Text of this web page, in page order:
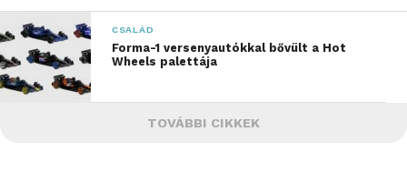
CSALÁD
Forma-1 versenyautókkal bővült a Hot
Wheels palettája
TOVÁBBI CIKKEK